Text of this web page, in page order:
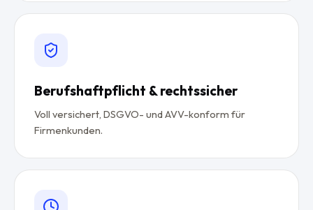
Berufshaftpflicht & rechtssicher
Voll versichert, DSGVO- und AVV-konform für
Firmenkunden.